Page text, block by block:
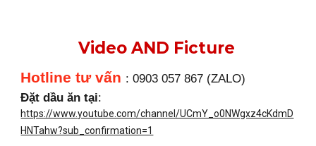
Video AND Ficture
Hotline tư vấn : 0903 057 867 (ZALO)
Đặt dầu ăn tại:
https://www.youtube.com/channel/UCmY_o0NWgxz4cKdmD
HNTahw?sub_confirmation=1